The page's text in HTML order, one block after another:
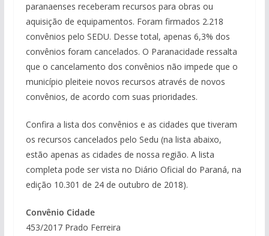
paranaenses receberam recursos para obras ou
aquisição de equipamentos. Foram firmados 2.218
convênios pelo SEDU. Desse total, apenas 6,3% dos
convênios foram cancelados. O Paranacidade ressalta
que o cancelamento dos convênios não impede que o
município pleiteie novos recursos através de novos
convênios, de acordo com suas prioridades.
Confira a lista dos convênios e as cidades que tiveram
os recursos cancelados pelo Sedu (na lista abaixo,
estão apenas as cidades de nossa região. A lista
completa pode ser vista no Diário Oficial do Paraná, na
edição 10.301 de 24 de outubro de 2018).
Convênio Cidade
453/2017 Prado Ferreira